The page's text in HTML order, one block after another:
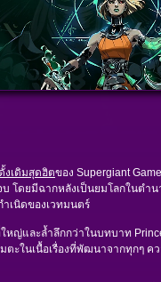
งเดิมสุดฮิตของ Supergiant
บ โดยมีฉากหลังเป็นยมโลกในตำ
เนิดของเวทมนตร์
หญ่และล้ำลึกกว่าในบทบาท
ตะในเนื้อเรื่องที่พัฒนาจากทุกๆ